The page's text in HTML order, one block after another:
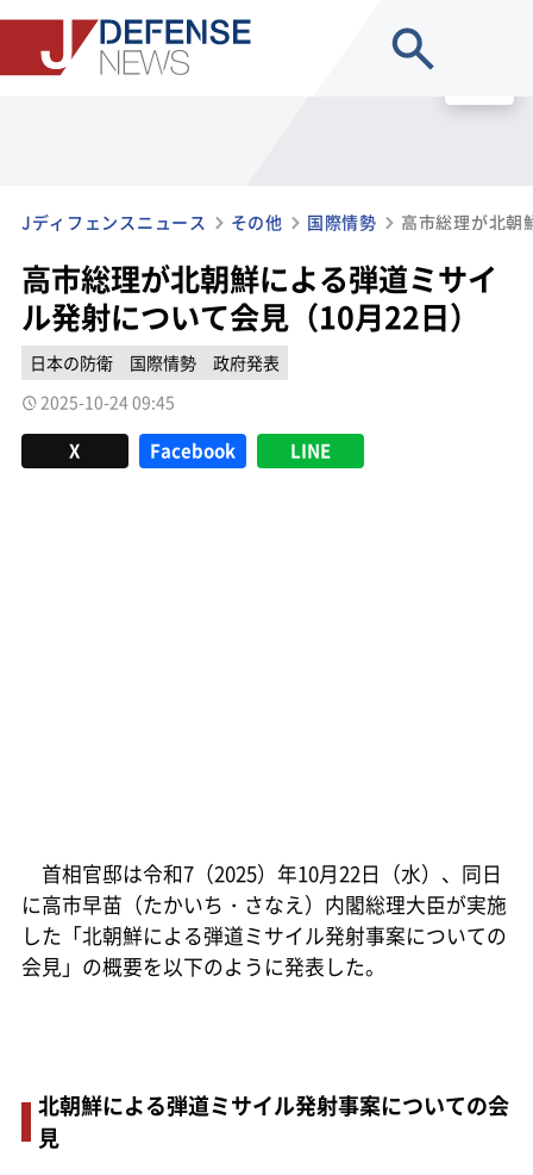
Jディフェンスニュース その他 国際情勢
高市総理が北朝鮮による弾道ミサイ
ル発射について会見（10月22日）
日本の防衛 国際情勢
政府発表
2025-10-24 09:45
X Facebook LINE
首相官邸は令和7（2025）年10月22日（水）、同日
に高市早苗（たかいち・さなえ）内閣総理大臣が実施
した「北朝鮮による弾道ミサイル発射事案についての
会見」の概要を以下のように発表した。
北朝鮮による弾道ミサイル発射事案についての会
見